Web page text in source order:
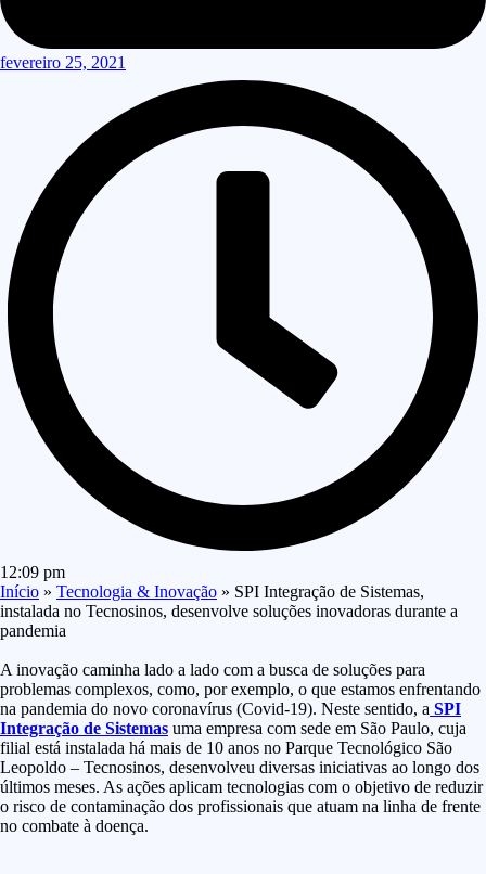
fevereiro 25, 2021
12:09 pm
Início » Tecnologia & Inovação » SPI Integração de Sistemas,
instalada no Tecnosinos, desenvolve soluções inovadoras durante a
pandemia
A inovação caminha lado a lado com a busca de soluções para
problemas complexos, como, por exemplo, o que estamos enfrentando
na pandemia do novo coronavírus (Covid-19). Neste sentido, a SPI
Integração de Sistemas uma empresa com sede em São Paulo, cuja
filial está instalada há mais de 10 anos no Parque Tecnológico São
Leopoldo – Tecnosinos, desenvolveu diversas iniciativas ao longo dos
últimos meses. As ações aplicam tecnologias com o objetivo de reduzir
o risco de contaminação dos profissionais que atuam na linha de frente
no combate à doença.